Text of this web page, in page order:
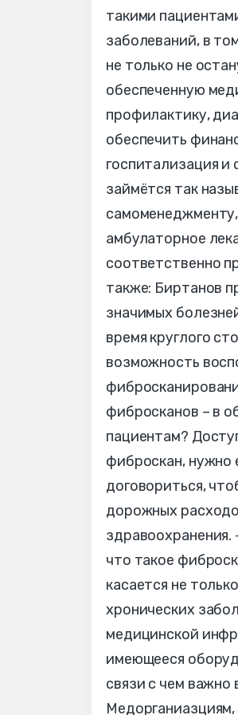
такими
заболеваний, в
не только не
обеспеченную
профилактику,
обеспечить
госпитализация
займётся так
амбулаторное
соответственно
также: Биртанов
значимых
время круглого
возможность
фибросканов – в
пациентам?
фиброскан, нужно
договориться,
дорожных
здравоохранения.
что такое
касается не
хронических
медицинской
имеющееся
связи с чем